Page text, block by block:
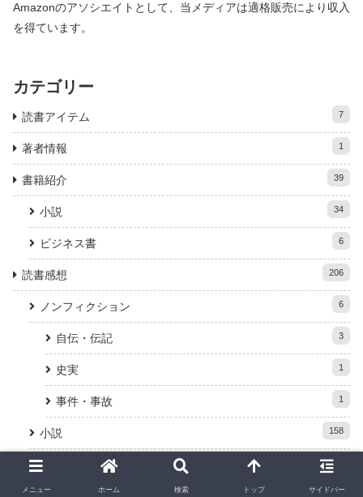
Amazonのアソシエイトとして、当メディアは適格販売により収入
を得ています。
カテゴリー
読書アイテム 7
著者情報 1
書籍紹介 39
小説 34
ビジネス書 6
読書感想 206
ノンフィクション 6
自伝・伝記 3
史実 1
事件・事故 1
小説 158
ミステリ―
13
メニュー ホーム 検索 トップ サイドバー